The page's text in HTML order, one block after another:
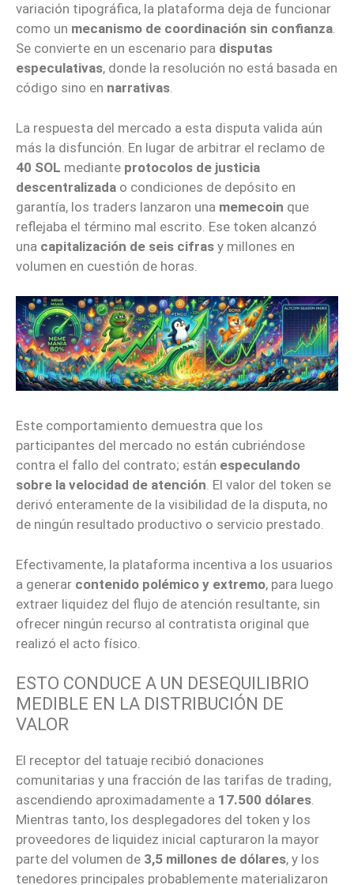
variación tipográfica, la plataforma deja de funcionar
como un mecanismo de coordinación sin confianza.
Se convierte en un escenario para disputas
especulativas, donde la resolución no está basada en
código sino en narrativas.
La respuesta del mercado a esta disputa valida aún
más la disfunción. En lugar de arbitrar el reclamo de
40 SOL mediante protocolos de justicia
descentralizada o condiciones de depósito en
garantía, los traders lanzaron una memecoin que
reflejaba el término mal escrito. Ese token alcanzó
una capitalización de seis cifras y millones en
volumen en cuestión de horas.
Este comportamiento demuestra que los
participantes del mercado no están cubriéndose
contra el fallo del contrato; están especulando
sobre la velocidad de atención. El valor del token se
derivó enteramente de la visibilidad de la disputa, no
de ningún resultado productivo o servicio prestado.
Efectivamente, la plataforma incentiva a los usuarios
a generar contenido polémico y extremo, para luego
extraer liquidez del flujo de atención resultante, sin
ofrecer ningún recurso al contratista original que
realizó el acto físico.
ESTO CONDUCE A UN DESEQUILIBRIO
MEDIBLE EN LA DISTRIBUCIÓN DE
VALOR
El receptor del tatuaje recibió donaciones
comunitarias y una fracción de las tarifas de trading,
ascendiendo aproximadamente a 17.500 dólares.
Mientras tanto, los desplegadores del token y los
proveedores de liquidez inicial capturaron la mayor
parte del volumen de 3,5 millones de dólares, y los
tenedores principales probablemente materializaron